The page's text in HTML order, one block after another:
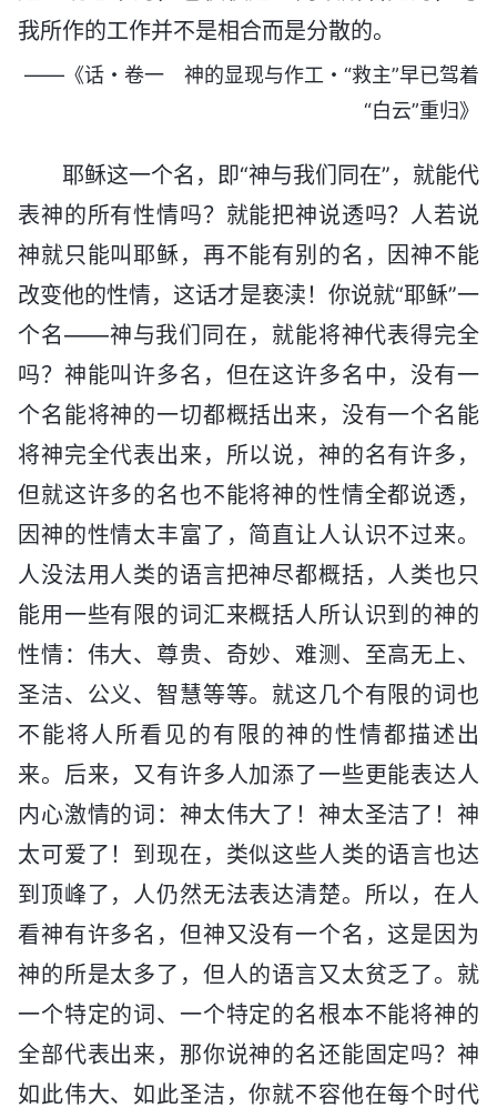
我所作的工作并不是相合而是分散的。
——《话・卷一 神的显现与作工・“救主”早已驾着
“白云”重归》
耶稣这一个名，即“神与我们同在”，就能代
表神的所有性情吗？就能把神说透吗？人若说
神就只能叫耶稣，再不能有别的名，因神不能
改变他的性情，这话才是亵渎！你说就“耶稣”一
个名——神与我们同在，就能将神代表得完全
吗？神能叫许多名，但在这许多名中，没有一
个名能将神的一切都概括出来，没有一个名能
将神完全代表出来，所以说，神的名有许多，
但就这许多的名也不能将神的性情全都说透，
因神的性情太丰富了，简直让人认识不过来。
人没法用人类的语言把神尽都概括，人类也只
能用一些有限的词汇来概括人所认识到的神的
性情：伟大、尊贵、奇妙、难测、至高无上、
圣洁、公义、智慧等等。就这几个有限的词也
不能将人所看见的有限的神的性情都描述出
来。后来，又有许多人加添了一些更能表达人
内心激情的词：神太伟大了！神太圣洁了！神
太可爱了！到现在，类似这些人类的语言也达
到顶峰了，人仍然无法表达清楚。所以，在人
看神有许多名，但神又没有一个名，这是因为
神的所是太多了，但人的语言又太贫乏了。就
一个特定的词、一个特定的名根本不能将神的
全部代表出来，那你说神的名还能固定吗？神
如此伟大、如此圣洁，你就不容他在每个时代